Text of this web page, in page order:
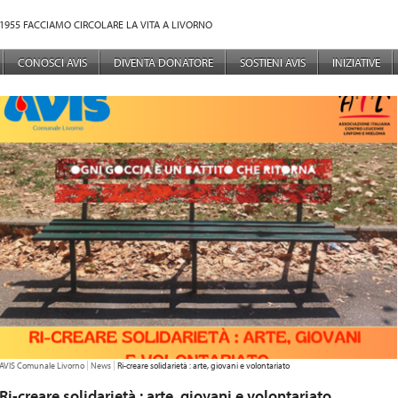
FACCIAMO CIRCOLARE LA VITA A LIVORNO
PRINCIPALE
CONOSCI AVIS DIVENTA DONATORE SOSTIENI AVIS INIZIATIVE
TU SEI QUI:
AVIS Comunale Livorno News Ri-creare solidarietà : arte, giovani e volontariato